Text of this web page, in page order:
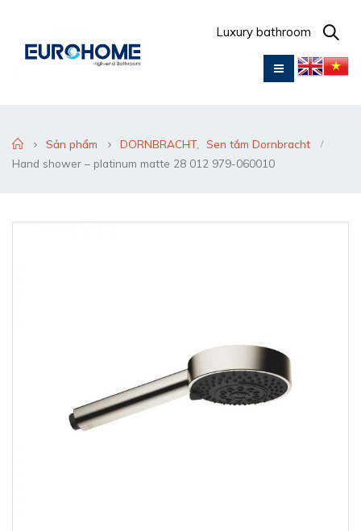
Luxury bathroom
Sản phẩm DORNBRACHT,
Sen tắm Dornbracht
Hand shower – platinum matte 28 012 979-060010